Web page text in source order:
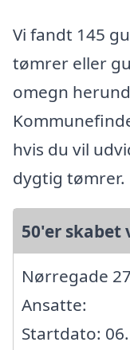
Vi fandt 145
tømrer eller
omegn
hvis du vil
dygtig tømrer.
50'er skabet
Nørregade
Ansatte:
Startdato: